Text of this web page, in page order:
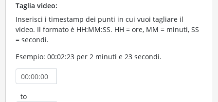
Taglia video:
Inserisci i timestamp dei punti in cui vuoi tagliare il
video. Il formato è HH:MM:SS. HH = ore, MM = minuti, SS
= secondi.
Esempio: 00:02:23 per 2 minuti e 23 secondi.
to